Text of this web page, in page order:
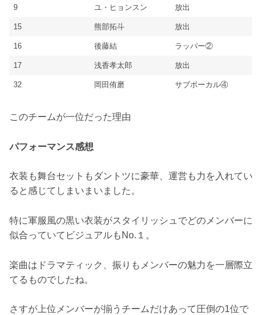
9 ユ・ヒョンスン 放出
15 熊部拓斗 放出
16 後藤結 ラッパー②
17 浅香孝太郎 放出
32 岡田侑磨 サブボーカル④
このチームが一位だった理由
パフォーマンス感想
衣装も舞台セットもダントツに豪華、運営も力を入れてい
ると感じてしまいまいました。
特に軍服風の黒い衣装がスタイリッシュでどのメンバーに
似合っていてビジュアルもNo.１。
楽曲はドラマティック、振りもメンバーの魅力を一層際立
てるものでしたね。
さすが上位メンバーが揃うチームだけあって圧倒の1位で